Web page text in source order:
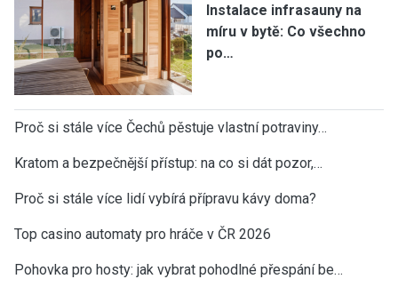
Instalace infrasauny na
míru v bytě: Co všechno
po…
Proč si stále více Čechů pěstuje vlastní potraviny…
Kratom a bezpečnější přístup: na co si dát pozor,…
Proč si stále více lidí vybírá přípravu kávy doma?
Top casino automaty pro hráče v ČR 2026
Pohovka pro hosty: jak vybrat pohodlné přespání be…